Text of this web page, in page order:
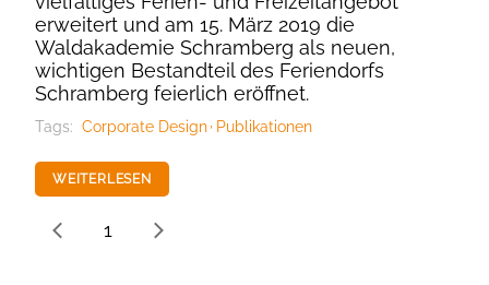
erweitert und am 15. März 2019 die
Waldakademie Schramberg als neuen,
wichtigen Bestandteil des Feriendorfs
Schramberg feierlich eröffnet.
Tags: Corporate Design Publikationen
WEITERLESEN
1